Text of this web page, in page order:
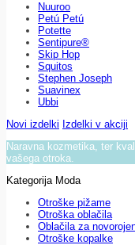
Nuuroo
Petú Petú
Potette
Sentipure®
Skip Hop
Squitos
Stephen Joseph
Suavinex
Ubbi
Novi izdelki Izdelki v akciji
Naravna kozmetika, ter
vašega otroka.
Kategorija Moda
Otroške pižame
Otroška oblačila
Oblačila za
Otroške kopalke